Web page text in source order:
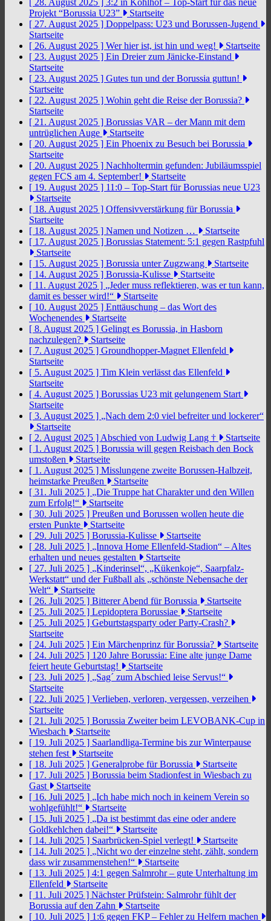
[ 28. August 2025 ] 3:2 in Kohlhof – Top-Start für das neue
Projekt “Borussia U23”
Startseite
[ 27. August 2025 ] Doppelpass: U23 und Borussen-Jugend
Startseite
[ 26. August 2025 ] Wer hier ist, ist hin und weg!
Startseite
[ 23. August 2025 ] Ein Dreier zum Jänicke-Einstand
Startseite
[ 23. August 2025 ] Gutes tun und der Borussia guttun!
Startseite
[ 22. August 2025 ] Wohin geht die Reise der Borussia?
Startseite
[ 21. August 2025 ] Borussias VAR – der Mann mit dem
untrüglichen Auge
Startseite
[ 20. August 2025 ] Ein Phoenix zu Besuch bei Borussia
Startseite
[ 20. August 2025 ] Nachholtermin gefunden: Jubiläumsspiel
gegen FCS am 4. September!
Startseite
[ 19. August 2025 ] 11:0 – Top-Start für Borussias neue U23
Startseite
[ 18. August 2025 ] Offensivverstärkung für Borussia
Startseite
[ 18. August 2025 ] Namen und Notizen …
Startseite
[ 17. August 2025 ] Borussias Statement: 5:1 gegen Rastpfuhl
Startseite
[ 15. August 2025 ] Borussia unter Zugzwang
Startseite
[ 14. August 2025 ] Borussia-Kulisse
Startseite
[ 11. August 2025 ] „Jeder muss reflektieren, was er tun kann,
damit es besser wird!“
Startseite
[ 10. August 2025 ] Enttäuschung – das Wort des
Wochenendes
Startseite
[ 8. August 2025 ] Gelingt es Borussia, in Hasborn
nachzulegen?
Startseite
[ 7. August 2025 ] Groundhopper-Magnet Ellenfeld
Startseite
[ 5. August 2025 ] Tim Klein verlässt das Ellenfeld
Startseite
[ 4. August 2025 ] Borussias U23 mit gelungenem Start
Startseite
[ 3. August 2025 ] „Nach dem 2:0 viel befreiter und lockerer“
Startseite
[ 2. August 2025 ] Abschied von Ludwig Lang †
Startseite
[ 1. August 2025 ] Borussia will gegen Reisbach den Bock
umstoßen
Startseite
[ 1. August 2025 ] Misslungene zweite Borussen-Halbzeit,
heimstarke Preußen
Startseite
[ 31. Juli 2025 ] „Die Truppe hat Charakter und den Willen
zum Erfolg!“
Startseite
[ 30. Juli 2025 ] Preußen und Borussen wollen heute die
ersten Punkte
Startseite
[ 29. Juli 2025 ] Borussia-Kulisse
Startseite
[ 28. Juli 2025 ] „Innova Home Ellenfeld-Stadion“ – Altes
erhalten und neues gestalten
Startseite
[ 27. Juli 2025 ] „Kinderinsel“, „Kükenkoje“, Saarpfalz-
Werkstatt“ und der Fußball als „schönste Nebensache der
Welt“
Startseite
[ 26. Juli 2025 ] Bitterer Abend für Borussia
Startseite
[ 25. Juli 2025 ] Lepidoptera Borussiae
Startseite
[ 25. Juli 2025 ] Geburtstagsparty oder Party-Crash?
Startseite
[ 24. Juli 2025 ] Ein Märchenprinz für Borussia?
Startseite
[ 24. Juli 2025 ] 120 Jahre Borussia: Eine alte junge Dame
feiert heute Geburtstag!
Startseite
[ 23. Juli 2025 ] „Sag´ zum Abschied leise Servus!“
Startseite
[ 22. Juli 2025 ] Verlieben, verloren, vergessen, verzeihen
Startseite
[ 21. Juli 2025 ] Borussia Zweiter beim LEVOBANK-Cup in
Wiesbach
Startseite
[ 19. Juli 2025 ] Saarlandliga-Termine bis zur Winterpause
stehen fest
Startseite
[ 18. Juli 2025 ] Generalprobe für Borussia
Startseite
[ 17. Juli 2025 ] Borussia beim Stadionfest in Wiesbach zu
Gast
Startseite
[ 16. Juli 2025 ] „Ich habe mich noch in keinem Verein so
wohlgefühlt!“
Startseite
[ 15. Juli 2025 ] „Da ist bestimmt das eine oder andere
Goldkehlchen dabei!“
Startseite
[ 14. Juli 2025 ] Saarbrücken-Spiel verlegt!
Startseite
[ 14. Juli 2025 ] „Nicht wo der einzelne steht, zählt, sondern
dass wir zusammenstehen!“
Startseite
[ 13. Juli 2025 ] 4:1 gegen Salmrohr – gute Unterhaltung im
Ellenfeld
Startseite
[ 11. Juli 2025 ] Nächster Prüfstein: Salmrohr fühlt der
Borussia auf den Zahn
Startseite
[ 10. Juli 2025 ] 1:6 gegen FKP – Fehler zu Helfern machen